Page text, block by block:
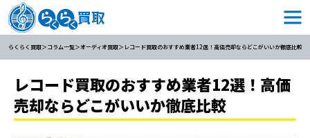
らくらく買取 コラム一覧 オーディオ買取 レコード買取のおすすめ業者12選！高価売却ならどこがいいか徹底比較
レコード買取のおすすめ業者12選！高価
売却ならどこがいいか徹底比較